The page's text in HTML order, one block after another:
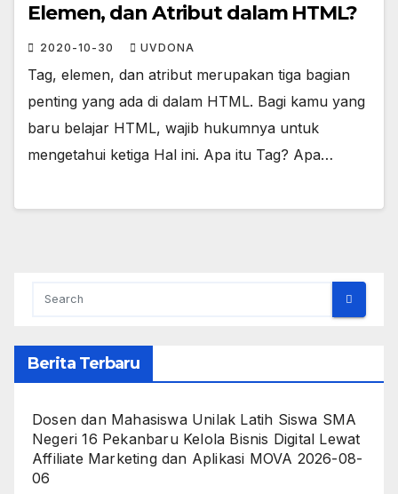
Elemen, dan Atribut dalam HTML?
2020-10-30 UVDONA
Tag, elemen, dan atribut merupakan tiga bagian
penting yang ada di dalam HTML. Bagi kamu yang
baru belajar HTML, wajib hukumnya untuk
mengetahui ketiga Hal ini. Apa itu Tag? Apa…
Berita Terbaru
Dosen dan Mahasiswa Unilak Latih Siswa SMA
Negeri 16 Pekanbaru Kelola Bisnis Digital Lewat
Affiliate Marketing dan Aplikasi MOVA 2026-08-
06